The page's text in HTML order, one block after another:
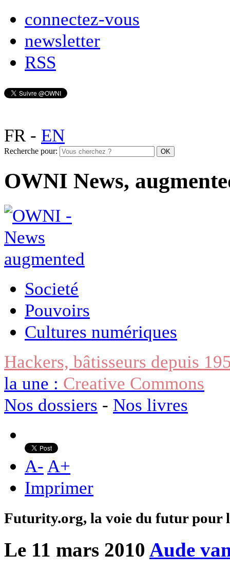
connectez-vous
newsletter
RSS
FR- EN
Recherche pour:
OWNI News,
Societé
Pouvoirs
Cultures numériques
Hackers, bâtisseurs depuis
la une : Creative Commons
Nos dossiers - Nos livres
A- A+
Imprimer
Futurity.org, la voie du futur pour
Le 11 mars 2010 Aude